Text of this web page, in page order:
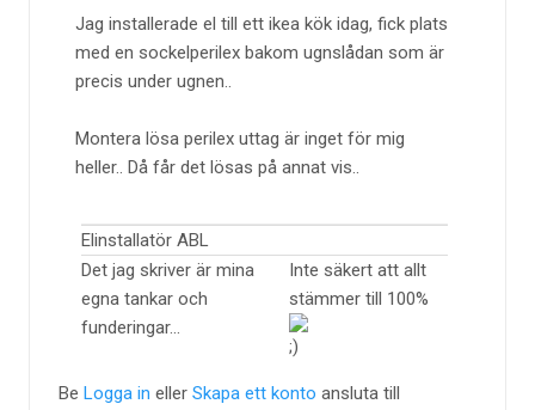
Jag installerade el till ett ikea kök idag, fick plats
med en sockelperilex bakom ugnslådan som är
precis under ugnen..
Montera lösa perilex uttag är inget för mig
heller.. Då får det lösas på annat vis..
Elinstallatör ABL
Det jag skriver är mina
egna tankar och
funderingar...
Inte säkert att allt
stämmer till 100%
Be Logga in eller Skapa ett konto ansluta till